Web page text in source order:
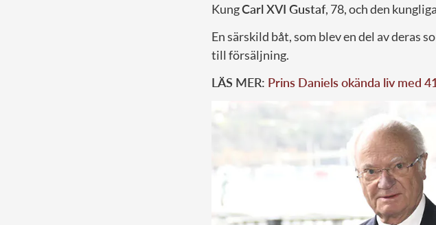
KungCarl XVI Gustaf, 78, och den
En särskild båt, som blev en del av deras
till försäljning.
LÄS MER: Prins Daniels okända liv med